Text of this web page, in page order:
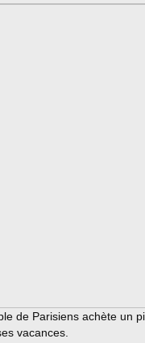
de Parisiens achète un
vacances.